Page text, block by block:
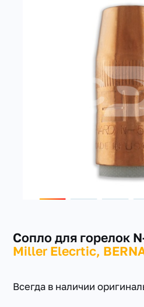
+7(351) 223-98-74
Сопло для горелок
Miller Elecrtic,
Всегда в наличии